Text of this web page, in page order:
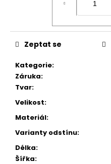
Kategorie:
Záruka:
Tvar:
Velikost:
Materiál:
Varianty odstínu:
Délka:
Šířka:
Zeptat se